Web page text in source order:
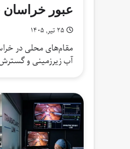
عبور
۲۵ تیر, ۱۴۰۵
آب زیرزمینی و